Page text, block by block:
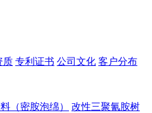
质 专利证书 公司文化 客户分布
（密胺泡绵）
改性三聚氰胺树